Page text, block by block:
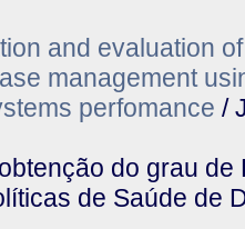
and evaluation
management
perfomance /
do grau
de Saúde de